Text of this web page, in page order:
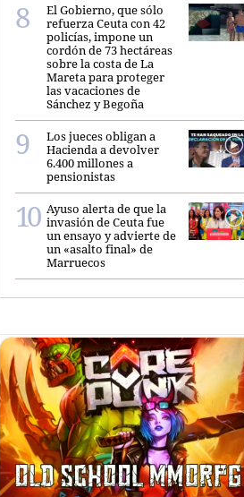
El Gobierno, que sólo
refuerza Ceuta con 42
policías, impone un
cordón de 73 hectáreas
sobre la costa de La
Mareta para proteger
las vacaciones de
Sánchez y Begoña
Los jueces obligan a
Hacienda a devolver
6.400 millones a
pensionistas
Ayuso alerta de que la
invasión de Ceuta fue
un ensayo y advierte de
un «asalto final» de
Marruecos